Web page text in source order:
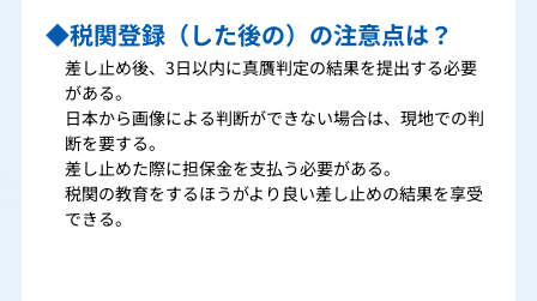
◆税関登録（した後の）の注意点は？
差し止め後、3日以内に真贋判定の結果を提出する必要
がある。
日本から画像による判断ができない場合は、現地での判
断を要する。
差し止めた際に担保金を支払う必要がある。
税関の教育をするほうがより良い差し止めの結果を享受
できる。